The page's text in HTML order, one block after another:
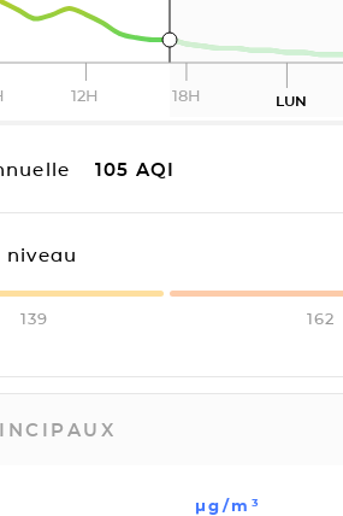
12H 18H LUN
105 AQI
niveau
139 162
µg/m³